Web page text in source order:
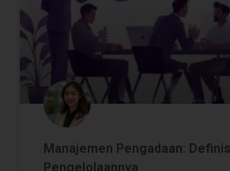
Manajemen Pengadaan:
Pengelolaannya